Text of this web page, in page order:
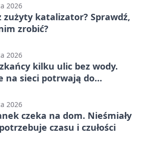
2026
zużyty katalizator? Sprawdź,
zrobić?
2026
kilku ulic bez wody.
na sieci potrwają do
2026
czeka na dom. Nieśmiały
czasu i czułości